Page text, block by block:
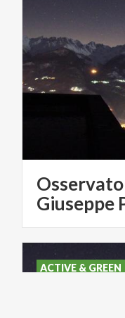
Giuseppe
ACTIVE & GREEN